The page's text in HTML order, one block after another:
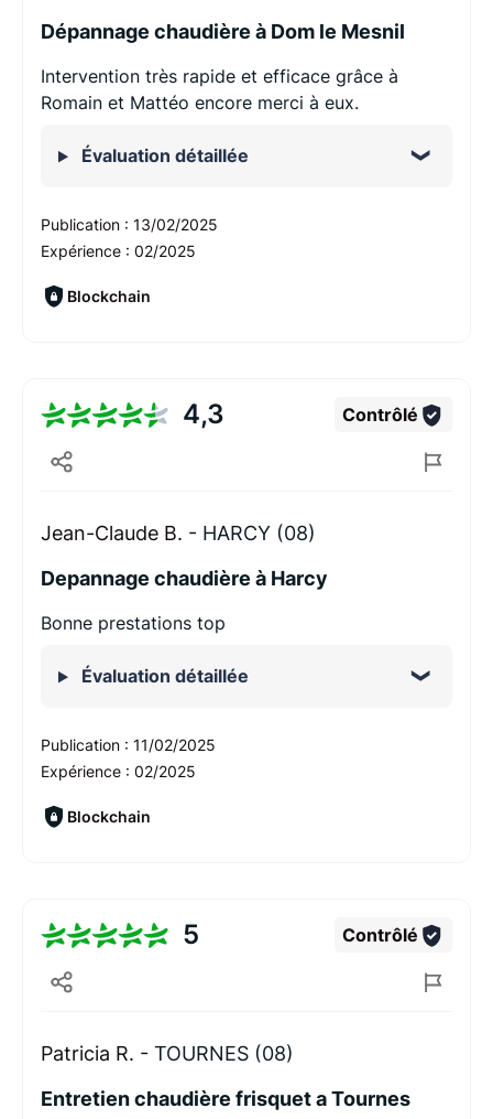
Dépannage chaudière à Dom le Mesnil
Intervention très rapide et efficace grâce à
Romain et Mattéo encore merci à eux.
Évaluation détaillée
Publication : 13/02/2025
Expérience : 02/2025
Blockchain
4,3 Contrôlé
Jean-Claude B. - HARCY (08)
Depannage chaudière à Harcy
Bonne prestations top
Évaluation détaillée
Publication : 11/02/2025
Expérience : 02/2025
Blockchain
5 Contrôlé
Patricia R. - TOURNES (08)
Entretien chaudière frisquet a Tournes